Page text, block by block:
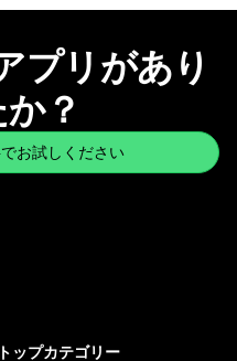
プリがあり
？
お試しください
トップカテゴリー